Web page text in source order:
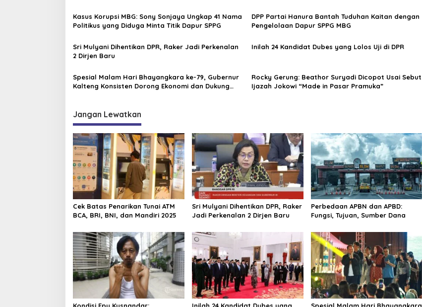
i
p
s
Kasus Korupsi MBG: Sony Sonjaya Ungkap 41 Nama
Politikus yang Diduga Minta Titik Dapur SPPG
DPP Partai Hanura Bantah Tuduhan Kaitan dengan
Pengelolaan Dapur SPPG MBG
Sri Mulyani Dihentikan DPR, Raker Jadi Perkenalan
2 Dirjen Baru
Inilah 24 Kandidat Dubes yang Lolos Uji di DPR
Spesial Malam Hari Bhayangkara ke-79, Gubernur
Kalteng Konsisten Dorong Ekonomi dan Dukung
Rocky Gerung: Beathor Suryadi Dicopot Usai Sebut
Ijazah Jokowi “Made in Pasar Pramuka”
Jangan Lewatkan
Cek Batas Penarikan Tunai ATM
BCA, BRI, BNI, dan Mandiri 2025
Sri Mulyani Dihentikan DPR, Raker
Jadi Perkenalan 2 Dirjen Baru
Perbedaan APBN dan APBD:
Fungsi, Tujuan, Sumber Dana